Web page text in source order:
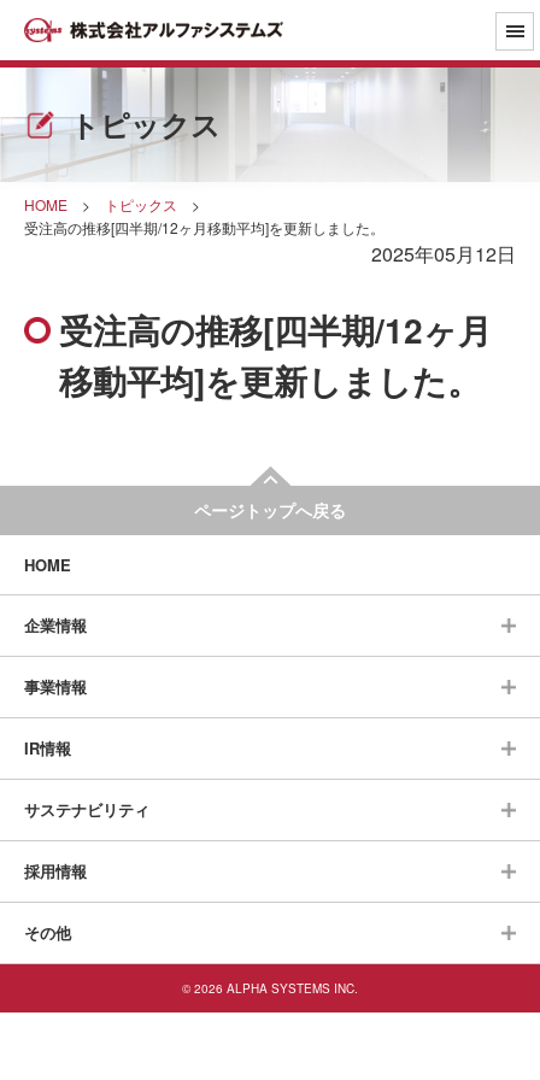
トピックス
HOME > トピックス
>
受注高の推移[四半期/12ヶ月移動平均]を更新しました。
2025年05月12日
受注高の推移[四半期/12ヶ月
移動平均]を更新しました。
ページトップへ戻る
HOME
企業情報
事業情報
IR情報
サステナビリティ
採用情報
その他
© 2026 ALPHA SYSTEMS INC.